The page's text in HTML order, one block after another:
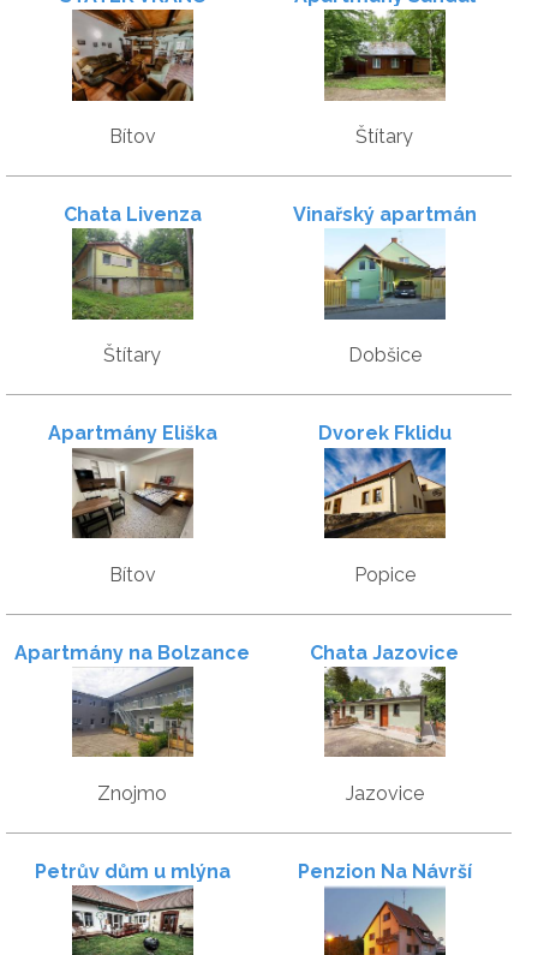
Bítov Štítary
Chata Livenza
Štítary
Vinařský apartmán
Dobšice
Apartmány Eliška
Bítov
Dvorek Fklidu
Popice
Apartmány na Bolzance
Znojmo
Chata Jazovice
Jazovice
Petrův dům u mlýna Penzion Na Návrší